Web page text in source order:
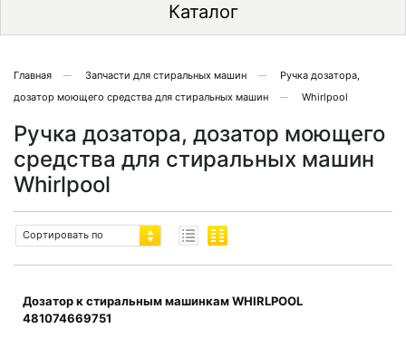
Каталог
Главная Запчасти для стиральных машин
Ручка дозатора,
дозатор моющего средства для стиральных машин
Whirlpool
Ручка дозатора, дозатор моющего
средства для стиральных машин
Whirlpool
Сортировать по
Дозатор к стиральным машинкам WHIRLPOOL
481074669751